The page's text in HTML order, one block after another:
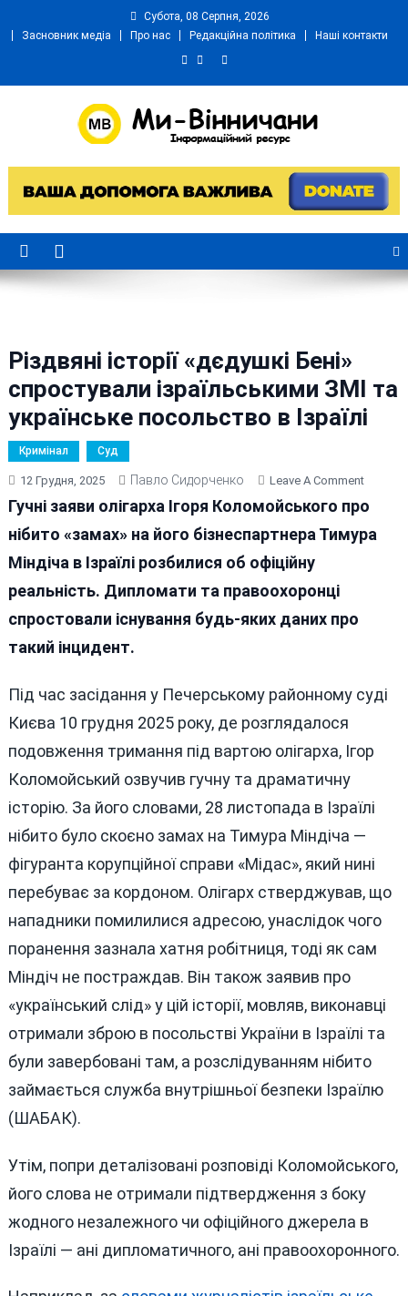
Субота, 08 Серпня, 2026
Засновник медіа
Про нас Редакційна політика Наші контакти
Ми Вінничани
Різдвяні історії «дєдушкі Бені»
спростували ізраїльськими ЗМІ та
українське посольство в Ізраїлі
Кримінал Суд
12 Грудня, 2025 Павло Сидорченко Leave A CommentOn
Різдвяні
Гучні заяви олігарха Ігоря Коломойського про
нібито «замах» на його бізнеспартнера Тимура
Міндіча в Ізраїлі розбилися об офіційну
реальність. Дипломати та правоохоронці
спростовали існування будь-яких даних про
такий інцидент.
Під час засідання у Печерському районному суді
Києва 10 грудня 2025 року, де розглядалося
подовження тримання під вартою олігарха, Ігор
Коломойський озвучив гучну та драматичну
історію. За його словами, 28 листопада в Ізраїлі
нібито було скоєно замах на Тимура Міндіча —
фігуранта корупційної справи «Мідас», який нині
перебуває за кордоном. Олігарх стверджував, що
нападники помилилися адресою, унаслідок чого
поранення зазнала хатня робітниця, тоді як сам
Міндіч не постраждав. Він також заявив про
«український слід» у цій історії, мовляв, виконавці
отримали зброю в посольстві України в Ізраїлі та
були завербовані там, а розслідуванням нібито
займається служба внутрішньої безпеки Ізраїлю
(ШАБАК).
Утім, попри деталізовані розповіді Коломойського,
його слова не отримали підтвердження з боку
жодного незалежного чи офіційного джерела в
Ізраїлі — ані дипломатичного, ані правоохоронного.